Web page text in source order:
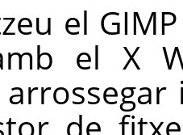
el GIMP
el X